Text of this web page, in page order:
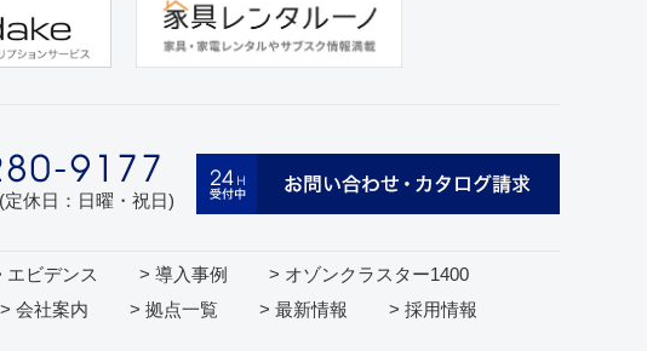
定休日：日曜・祝日)
エビデンス > 導入事例
> オゾンクラスター1400
> 会社案内 > 拠点一覧 > 最新情報 > 採用情報